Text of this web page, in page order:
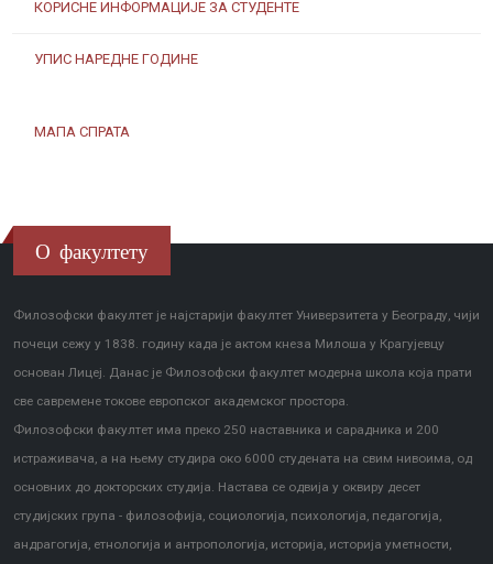
КОРИСНЕ ИНФОРМАЦИЈЕ ЗА СТУДЕНТЕ
УПИС НАРЕДНЕ ГОДИНЕ
МАПА СПРАТА
О факултету
Филозофски факултет је најстарији факултет Универзитета у Београду, чији
почеци сежу у 1838. годину када је актом кнеза Милоша у Крагујевцу
основан Лицеј. Данас је Филозофски факултет модерна школа која прати
све савремене токове европског академског простора.
Филозофски факултет има преко 250 наставника и сарадника и 200
истраживача, а на њему студира око 6000 студената на свим нивоима, од
основних до докторских студија. Настава се одвија у оквиру десет
студијских група - филозофија, социологија, психологија, педагогија,
андрагогија, етнологија и антропологија, историја, историја уметности,